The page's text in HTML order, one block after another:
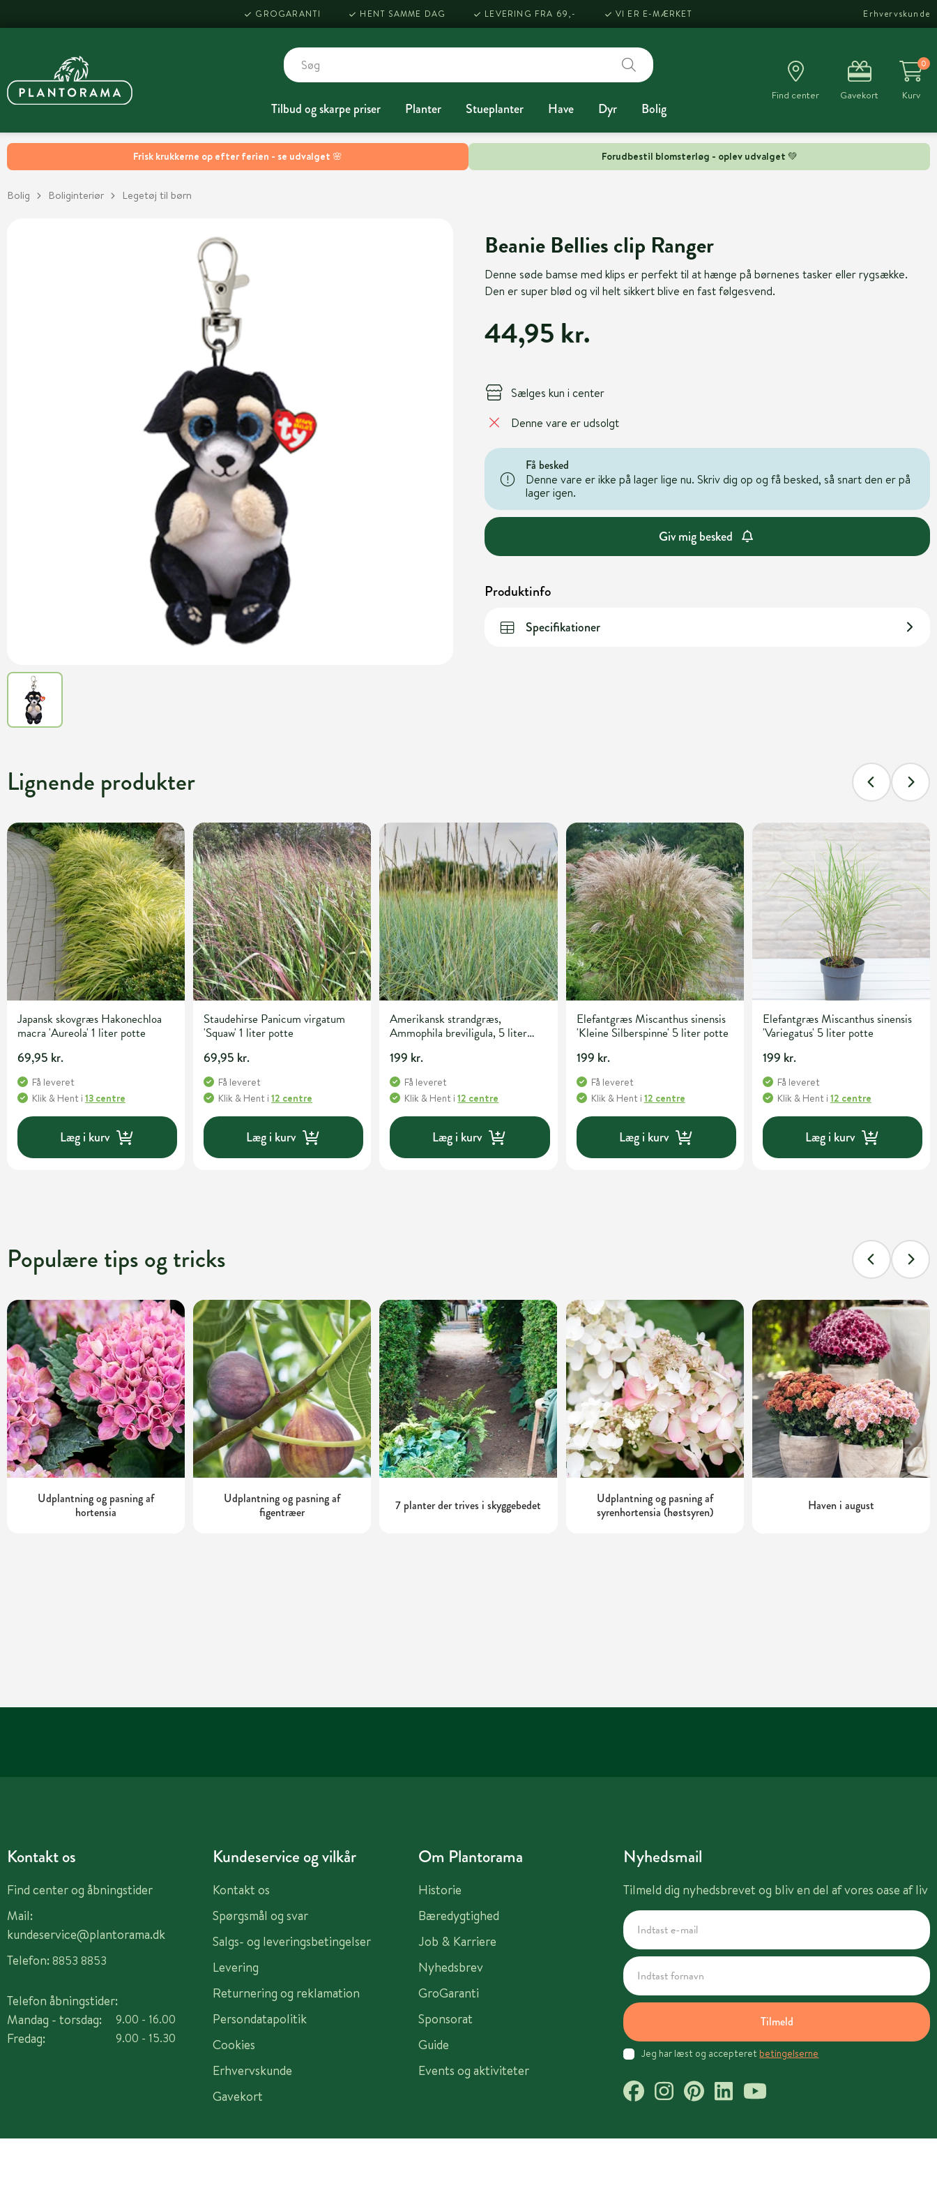
Frisk krukkerne op efter ferien - se udvalget 🌸 Forudbestil blomsterløg - oplev udvalget 💚
GROGARANTI HENT SAMME DAG LEVERING FRA 69,- VI ER E-MÆRKET Erhvervskunde
Tilbud og skarpe priser Planter Stueplanter Have Dyr Bolig
Find center Gavekort
0
Kurv
Bolig Boliginteriør Legetøj til børn
Beanie Bellies clip Ranger
Denne søde bamse med klips er perfekt til at hænge på børnenes tasker eller rygsække.
Den er super blød og vil helt sikkert blive en fast følgesvend.
44,95 kr.
Sælges kun i center
Denne vare er udsolgt
Få besked
Denne vare er ikke på lager lige nu. Skriv dig op og få besked, så snart den er på
lager igen.
Giv mig besked
Produktinfo
Specifikationer
Lignende produkter
Japansk skovgræs Hakonechloa
macra 'Aureola' 1 liter potte
69,95 kr.
Få leveret
Klik & Hent i 13 centre
Læg i kurv
Staudehirse Panicum virgatum
'Squaw' 1 liter potte
69,95 kr.
Få leveret
Klik & Hent i12 centre
Læg i kurv
Amerikansk strandgræs,
Ammophila breviligula, 5 liter
199 kr.
Få leveret
Klik & Hent i12 centre
Læg i kurv
Elefantgræs Miscanthus sinensis
'Kleine Silberspinne' 5 liter potte
199 kr.
Få leveret
Klik & Hent i 12 centre
Læg i kurv
Elefantgræs Miscanthus sinensis
'Variegatus' 5 liter potte
199 kr.
Få leveret
Klik & Hent i 12 centre
Læg i kurv
Populære tips og tricks
Udplantning og pasning af
hortensia
Udplantning og pasning af
figentræer
7 planter der trives i skyggebedet
Udplantning og pasning af
syrenhortensia (høstsyren)
Haven i august
Kontakt os
Find center og åbningstider
Mail:
kundeservice@plantorama.dk
Telefon: 8853 8853
Telefon åbningstider:
Mandag - torsdag:
Fredag:
9.00 - 16.00
9.00 - 15.30
Kundeservice og vilkår
Kontakt os
Spørgsmål og svar
Salgs- og leveringsbetingelser
Levering
Returnering og reklamation
Persondatapolitik
Cookies
Erhvervskunde
Gavekort
Om Plantorama
Historie
Bæredygtighed
Job & Karriere
Nyhedsbrev
GroGaranti
Sponsorat
Guide
Events og aktiviteter
Nyhedsmail
Tilmeld dig nyhedsbrevet og bliv en del af vores oase af liv
Tilmeld
Jeg har læst og accepteret betingelserne